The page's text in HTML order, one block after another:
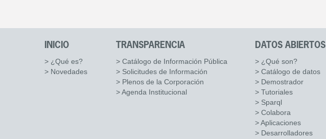
INICIO
> ¿Qué es?
> Novedades
TRANSPARENCIA
> Catálogo de Información Pública
> Solicitudes de Información
> Plenos de la Corporación
> Agenda Institucional
DATOS ABIERTOS
> ¿Qué son?
> Catálogo de datos
> Demostrador
> Tutoriales
> Sparql
> Colabora
> Aplicaciones
> Desarrolladores